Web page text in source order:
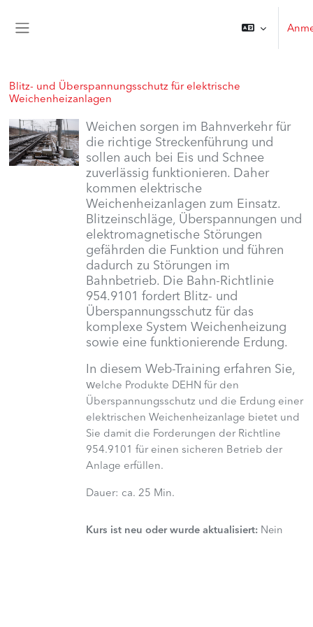
Blitz- und Überspannungsschutz für elektrische
Weichenheizanlagen
Weichen sorgen im Bahnverkehr für
die richtige Streckenführung und
sollen auch bei Eis und Schnee
zuverlässig funktionieren. Daher
kommen elektrische
Weichenheizanlagen zum Einsatz.
Blitzeinschläge, Überspannungen und
elektromagnetische Störungen
gefährden die Funktion und führen
dadurch zu Störungen im
Bahnbetrieb. Die Bahn-Richtlinie
954.9101 fordert Blitz- und
Überspannungsschutz für das
komplexe System Weichenheizung
sowie eine funktionierende Erdung.
In diesem Web-Training erfahren Sie,
welche Produkte DEHN für den
Überspannungsschutz und die Erdung einer
elektrischen Weichenheizanlage bietet und
Sie damit die Forderungen der Richtline
954.9101 für einen sicheren Betrieb der
Anlage erfüllen.
Dauer: ca. 25 Min.
Kurs ist neu oder wurde aktualisiert: Nein